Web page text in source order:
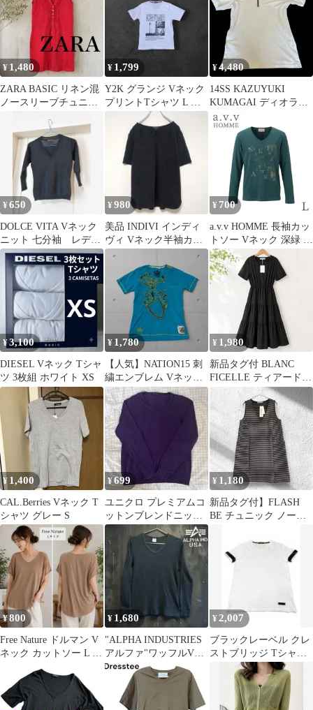
¥ 1,480
ZARA BASIC リネン混
ノースリーブチュニッ
¥ 1,799
Y2K グランジ Vネック
プリントTシャツ L 白
archive フェアリー
¥4,480
14SS KAZUYUKI
KUMAGAI ディオラマ
スムース Tシャツ
¥650
DOLCE VITA Vネック
ニット 七分袖 レディ
ース
¥980
美品 INDIVI インディ
ヴィ Vネック半袖カッ
トソー 黒 38 綿100%
¥ 700
a.v.v HOMME 長袖カッ
トソー Vネック 深緑 L
トレンド英字プリント
¥3,100
DIESEL Vネック Tシャ
ツ 3枚組 ホワイト XS
¥1,780
【人気】NATION15 刺
繍エンブレム Vネック
半袖Tシャツ
¥ 1,980
新品タグ付 BLANC
FICELLE ティアードワ
ンピース M 黒 Vネック
¥ 1,400
CAL.Berries Vネック T
シャツ グレー S
¥699
ユニクロ プレミアムコ
ットンブレンドニット
Vネック長袖 Mサイズ
パープル
¥ 1,180
新品タグ付】FLASH
BE チュニック ノース
¥800
Free Nature ドルマン V
ネック カットソー L ベ
¥ 1,680
"ALPHA INDUSTRIES
アルファ"ワッフルVネ
ック 長袖カットソー L
¥ 2,007
ブラックレーベル クレ
ストブリッジ Tシャツ
M 白 Vネック チェック